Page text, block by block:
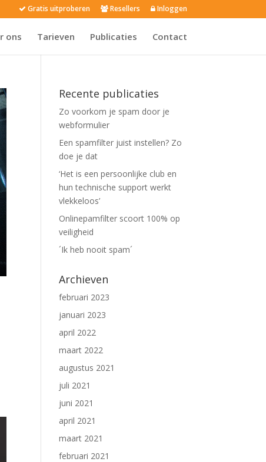
Gratis uitproberen Resellers Inloggen
ons Tarieven Publicaties Contact
Recente publicaties
Zo voorkom je spam door je
webformulier
Een spamfilter juist instellen? Zo
doe je dat
‘Het is een persoonlijke club en
hun technische support werkt
vlekkeloos’
Onlinepamfilter scoort 100% op
veiligheid
´Ik heb nooit spam´
Archieven
februari 2023
januari 2023
april 2022
maart 2022
augustus 2021
juli 2021
juni 2021
april 2021
maart 2021
februari 2021